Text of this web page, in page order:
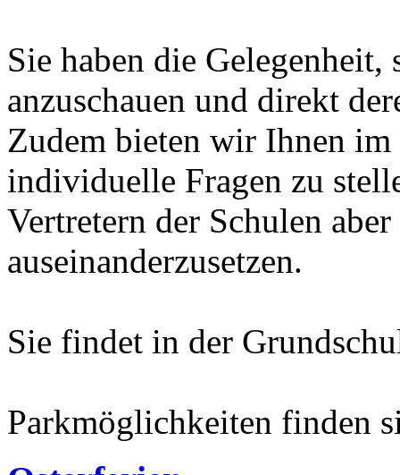
Sie haben die
anzuschauen und direkt
Zudem bieten wir Ihnen
individuelle Fragen zu
Vertretern der Schulen
auseinanderzusetzen.
Sie findet in der
Parkmöglichkeiten finden